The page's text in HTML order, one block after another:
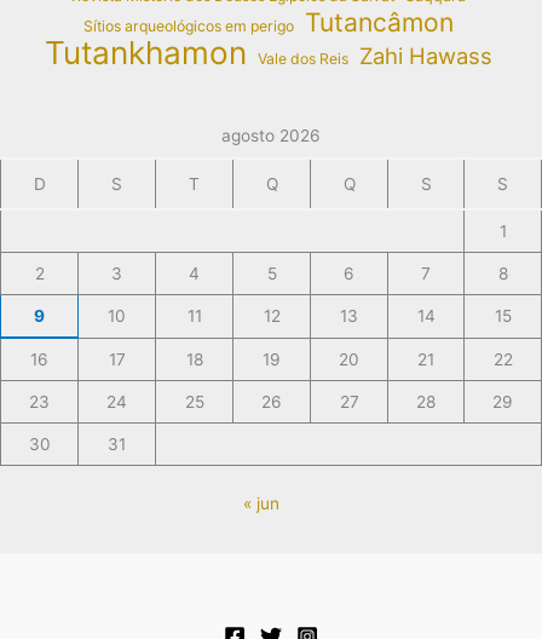
Sítios arqueológicos em perigo
Tutancâmon
Tutankhamon Vale dos Reis Zahi Hawass
agosto 2026
D S T Q Q S S
1
2 3 4 5 6 7 8
9 10 11 12 13 14 15
16 17 18 19 20 21 22
23 24 25 26 27 28 29
30 31
« jun